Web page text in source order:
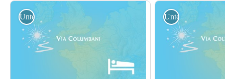
Unterkunft Unterkunft